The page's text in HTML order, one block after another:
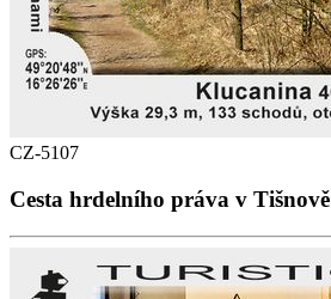
CZ-5107
Cesta hrdelního práva v Tišnově